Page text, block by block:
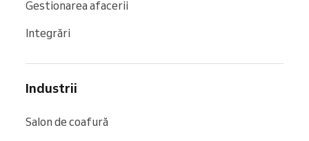
Gestionarea afacerii
Integrări
Industrii
Salon de coafură